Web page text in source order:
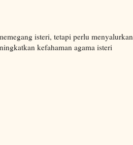
isteri, tetapi perlu menyalurkan
kefahaman agama isteri